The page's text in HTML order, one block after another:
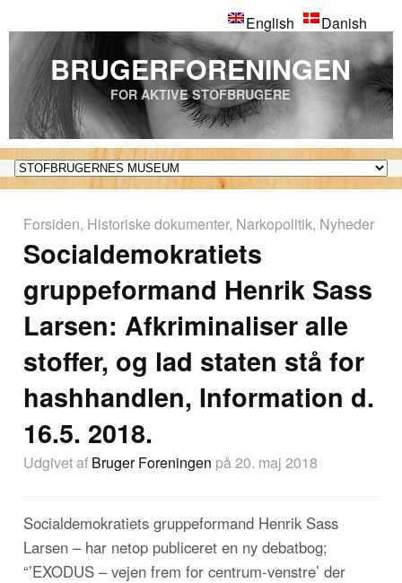
English Danish
BRUGERFORENINGEN
FOR AKTIVE STOFBRUGERE
Forsiden, Historiske dokumenter, Narkopolitik, Nyheder
Socialdemokratiets
gruppeformand Henrik Sass
Larsen: Afkriminaliser alle
stoffer, og lad staten stå for
hashhandlen, Information d.
16.5. 2018.
Udgivet af Bruger Foreningen på 20. maj 2018
Socialdemokratiets gruppeformand Henrik Sass
Larsen – har netop publiceret en ny debatbog;
“’EXODUS – vejen frem for centrum-venstre’ der